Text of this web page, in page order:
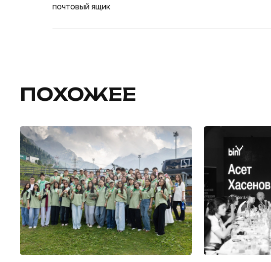
почтовый ящик
ПОХОЖЕЕ